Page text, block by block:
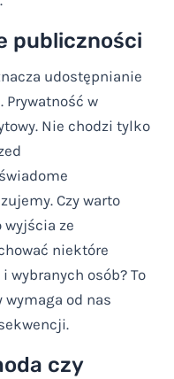
publiczności
udostępnianie
Prywatność w
Nie chodzi tylko
Czy warto
ze
niektóre
osób? To
wymaga od nas
czy